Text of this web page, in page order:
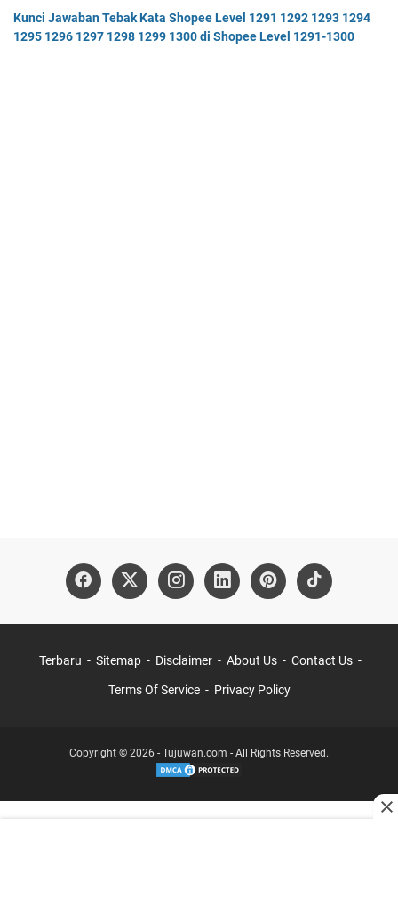
Kunci Jawaban Tebak Kata Shopee Level 1291 1292 1293 1294
1295 1296 1297 1298 1299 1300 di Shopee Level 1291-1300
Terbaru Sitemap Disclaimer About Us Contact Us
Terms Of Service Privacy Policy
Copyright © 2026 - Tujuwan.com - All Rights Reserved.